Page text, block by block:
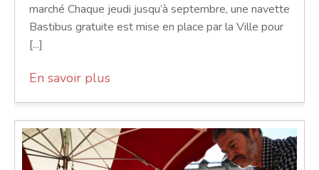
marché Chaque jeudi jusqu’à septembre, une navette
Bastibus gratuite est mise en place par la Ville pour
[...]
En savoir plus